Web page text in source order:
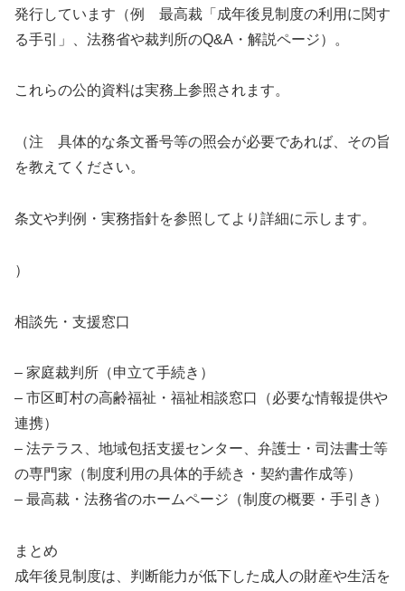
発行しています（例 最高裁「成年後見制度の利用に関す
る手引」、法務省や裁判所のQ&A・解説ページ）。
これらの公的資料は実務上参照されます。
（注 具体的な条文番号等の照会が必要であれば、その旨
を教えてください。
条文や判例・実務指針を参照してより詳細に示します。
）
相談先・支援窓口
– 家庭裁判所（申立て手続き）
– 市区町村の高齢福祉・福祉相談窓口（必要な情報提供や
連携）
– 法テラス、地域包括支援センター、弁護士・司法書士等
の専門家（制度利用の具体的手続き・契約書作成等）
– 最高裁・法務省のホームページ（制度の概要・手引き）
まとめ
成年後見制度は、判断能力が低下した成人の財産や生活を